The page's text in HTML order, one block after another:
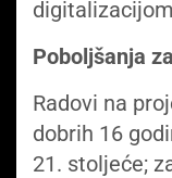
Poboljšanja
Radovi na
dobrih 16
21. stoljeće;